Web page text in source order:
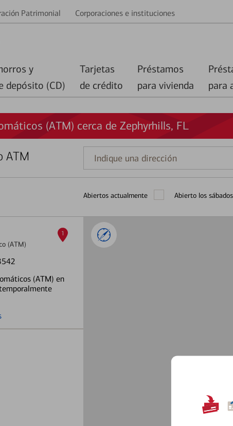
Patrimonial Corporaciones e instituciones
y
depósito (CD)
Tarjetas
de crédito
Préstamos
para vivienda
para
(ATM) cerca de Zephyrhills, FL
ATM
Indique
una
Abiertos actualmente Abierto los sábados
(ATM)
(ATM) en
1